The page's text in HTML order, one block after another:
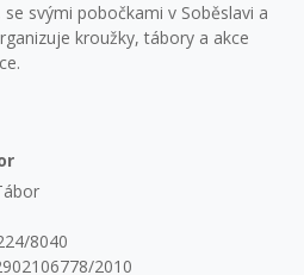
svými pobočkami v Soběslavi a
kroužky, tábory a akce
8040
2010